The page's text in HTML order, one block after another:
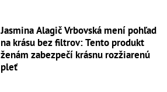
Jasmina Alagič Vrbovská mení pohľad
na krásu bez filtrov: Tento produkt
ženám zabezpečí krásnu rozžiarenú
pleť